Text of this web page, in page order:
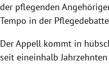
Untermenü
der pflegenden
Tempo in der
Der Appell kommt in
seit eineinhalb